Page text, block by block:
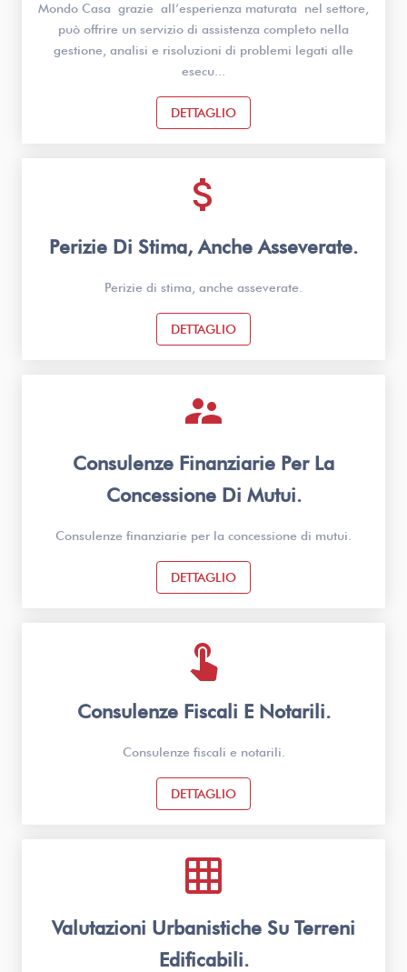
Mondo Casa grazie all’esperienza maturata nel settore,
può offrire un servizio di assistenza completo nella
gestione, analisi e risoluzioni di problemi legati alle
esecu...
DETTAGLIO
attach_money
Perizie Di Stima, Anche Asseverate.
Perizie di stima, anche asseverate.
DETTAGLIO
supervisor_account
Consulenze Finanziarie Per La
Concessione Di Mutui.
Consulenze finanziarie per la concessione di mutui.
DETTAGLIO
touch_app
Consulenze Fiscali E Notarili.
Consulenze fiscali e notarili.
DETTAGLIO
grid_on
Valutazioni Urbanistiche Su Terreni
Edificabili.